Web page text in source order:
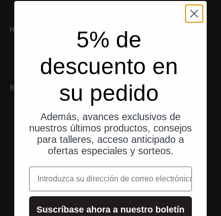
HERRAMIENTA ADECUADA
RECOMENDACIONES
5% de
descuento en
su pedido
Además, avances exclusivos de
nuestros últimos productos, consejos
para talleres, acceso anticipado a
ofertas especiales y sorteos.
correo electrónico
Suscríbase ahora a nuestro boletín